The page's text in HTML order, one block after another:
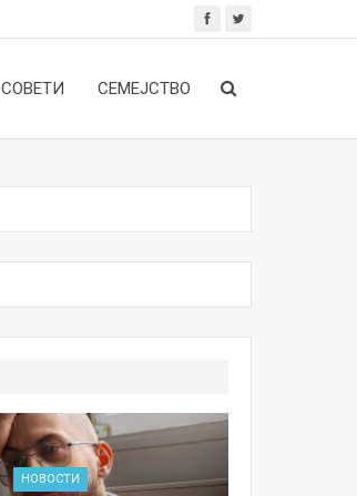
СОВЕТИ СЕМЕЈСТВО
НОВОСТИ